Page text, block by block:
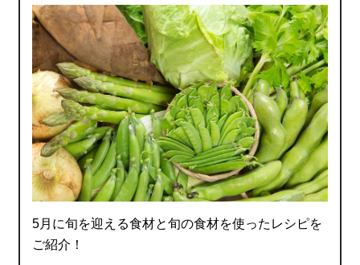
5月に旬を迎える食材と旬の食材を使ったレシピを
ご紹介！